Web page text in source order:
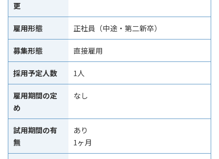
更
雇用形態 正社員（中途・第二新卒）
募集形態 直接雇用
採用予定人数 1人
雇用期間の定
め
なし
試用期間の有
無
あり
1ヶ月